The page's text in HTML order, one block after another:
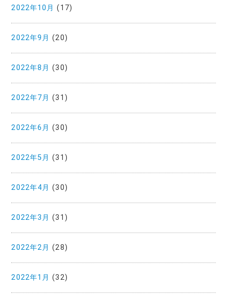
2022年10月 (17)
2022年9月 (20)
2022年8月 (30)
2022年7月 (31)
2022年6月 (30)
2022年5月 (31)
2022年4月 (30)
2022年3月 (31)
2022年2月 (28)
2022年1月 (32)